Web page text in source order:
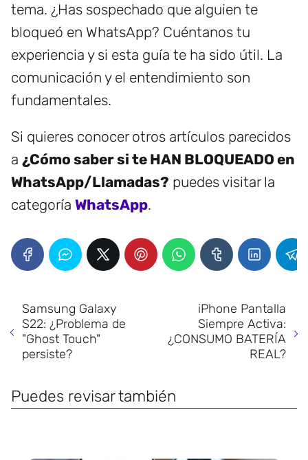
tema. ¿Has sospechado que alguien te
bloqueó en WhatsApp? Cuéntanos tu
experiencia y si esta guía te ha sido útil. La
comunicación y el entendimiento son
fundamentales.
Si quieres conocer otros artículos parecidos
a ¿Cómo saber si te HAN BLOQUEADO en
WhatsApp/Llamadas? puedes visitar la
categoría WhatsApp.
Samsung Galaxy
S22: ¿Problema de
"Ghost Touch"
persiste?
iPhone Pantalla
Siempre Activa:
¿CONSUMO BATERÍA
REAL?
Puedes revisar también